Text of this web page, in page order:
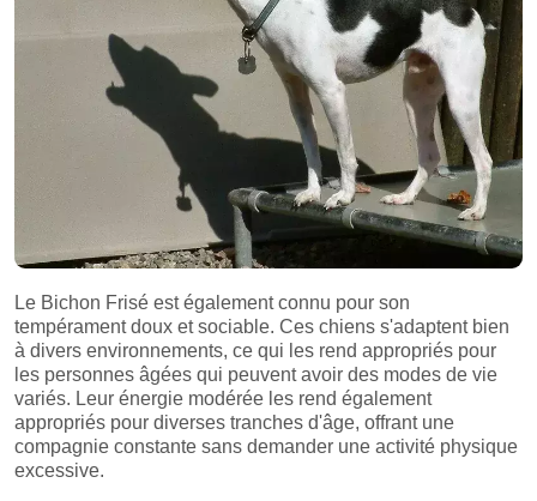
Le Bichon Frisé est également connu pour son
tempérament doux et sociable. Ces chiens s'adaptent bien
à divers environnements, ce qui les rend appropriés pour
les personnes âgées qui peuvent avoir des modes de vie
variés. Leur énergie modérée les rend également
appropriés pour diverses tranches d'âge, offrant une
compagnie constante sans demander une activité physique
excessive.